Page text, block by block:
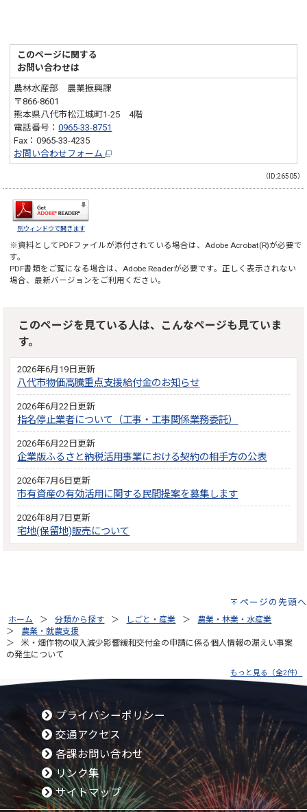
このページに関する
お問い合わせは
農林水産部 農業振興課
〒866-8601
熊本県八代市松江城町1-25 4階
電話番号：0965-33-8751
Fax：0965-33-4235
お問い合わせフォーム
（ID:26505）
別ウィンドウで開きます
※資料としてPDFファイルが添付されている場合は、 Adobe Acrobat(R)が必要で
す。
PDF書類をご覧になる場合は、 Adobe Readerが必要です。正しく表示されない
場合、最新バージョンをご利用ください。
このページを見ている人は、こんなページも見ていま
す。
2026年6月19日更新
八代市物価高騰重点支援給付金のお知らせ
2026年6月22日更新
指名停止業者について（工事・工事関係業務委託）
2026年6月22日更新
企業版ふるさと納税活用事業における契約の相手方の公表
2026年7月6日更新
市有資産の有効活用に関する民間提案を募集します
2026年8月7日更新
宅地(保留地)販売について
ページの先頭へ
ホーム 分類から探す しごと・産業
農業・林業・水産業
農業・就農支援
米・畑作物の収入減少影響緩和交付金の申請に係る個人情報の漏えい事案
の発生について
もっと見る（全2件）
プライバシーポリシー
交通アクセス
各課お問い合わせ
リンク集
サイトマップ